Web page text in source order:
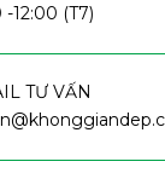
12:00 (T7)
TƯ VẤN